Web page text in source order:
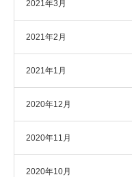
2021年3月
2021年2月
2021年1月
2020年12月
2020年11月
2020年10月